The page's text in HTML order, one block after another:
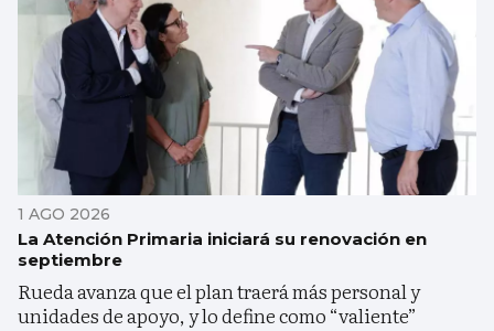
1 AGO 2026
La Atención Primaria iniciará su renovación en
septiembre
Rueda avanza que el plan traerá más personal y
unidades de apoyo, y lo define como “valiente”